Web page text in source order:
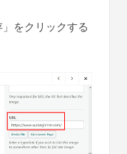
をクリックする